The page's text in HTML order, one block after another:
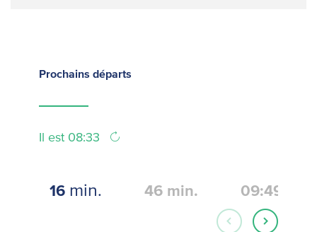
Prochains départs
Il est 08:33
16 min. 46 min. 09:49